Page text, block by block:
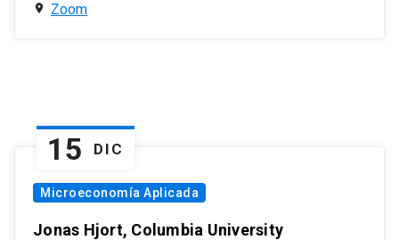
Zoom
15 DIC
Microeconomía Aplicada
Jonas Hjort, Columbia University